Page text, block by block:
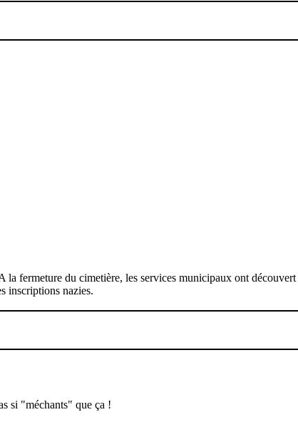
fermeture du cimetière, les services municipaux ont
inscriptions nazies.
si "méchants" que ça !